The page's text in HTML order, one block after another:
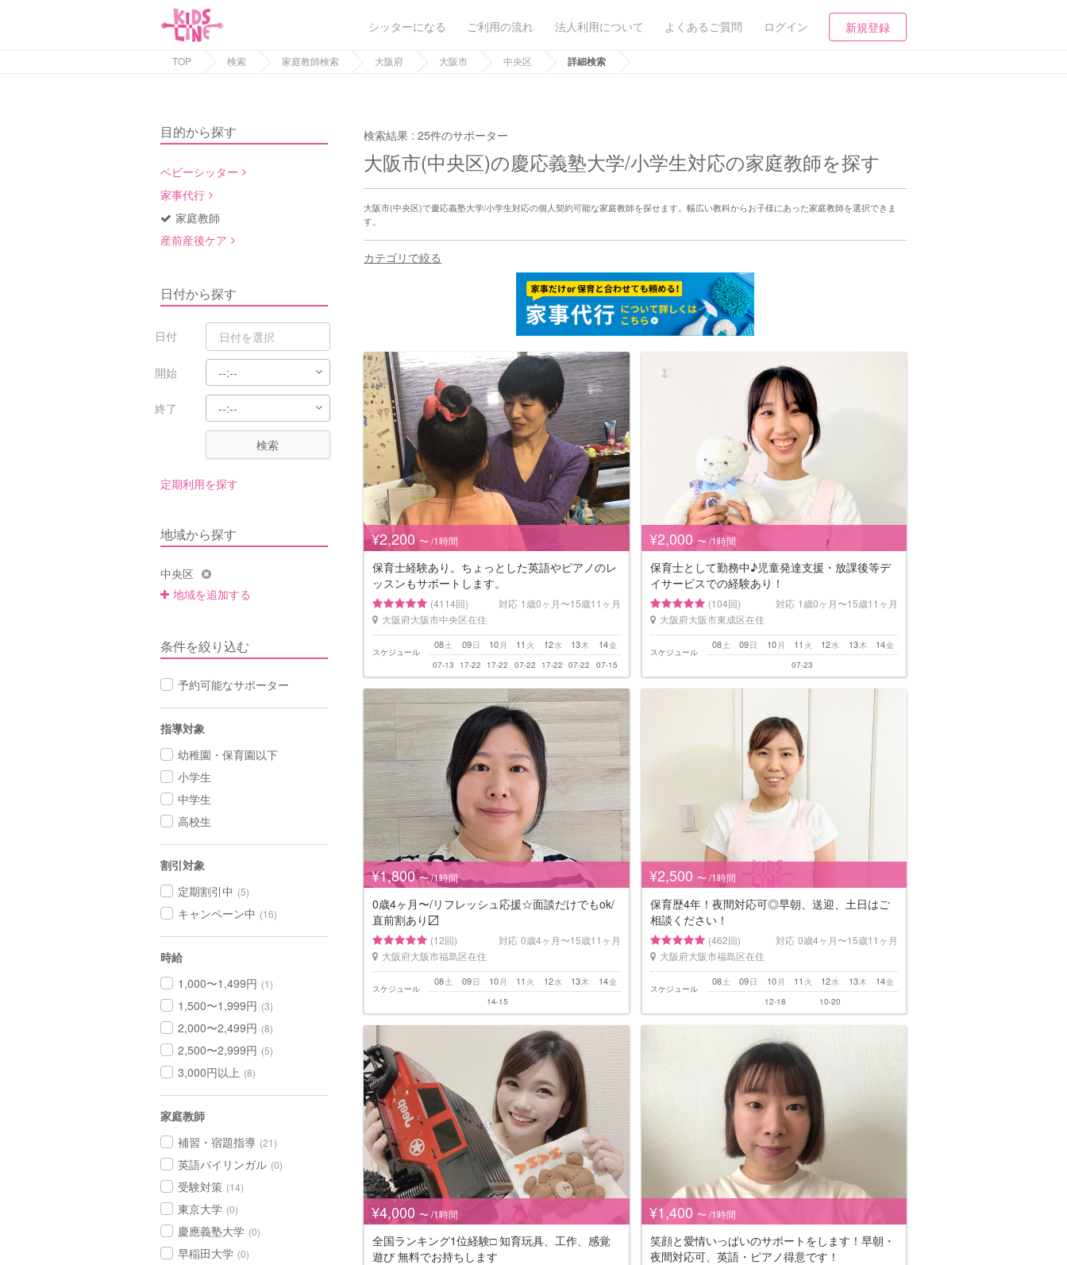
シッターになる ご利用の流れ 法人利用について よくあるご質問 ログイン 新規登録
TOP 検索 家庭教師検索 大阪府 大阪市 中央区 詳細検索
目的から探す
ベビーシッター
家事代行
家庭教師
産前産後ケア
日付から探す
日付
開始
終了
検索
定期利用を探す
地域から探す
中央区
地域を追加する
条件を絞り込む
予約可能なサポーター
指導対象
幼稚園・保育園以下
小学生
中学生
高校生
割引対象
定期割引中 (5)
キャンペーン中 (16)
時給
1,000〜1,499円 (1)
1,500〜1,999円 (3)
2,000〜2,499円 (8)
2,500〜2,999円 (5)
3,000円以上 (8)
家庭教師
補習・宿題指導 (21)
英語バイリンガル (0)
受験対策 (14)
東京大学 (0)
慶應義塾大学 (0)
早稲田大学 (0)
検索結果 :25件のサポーター
大阪市(中央区)の慶応義塾大学/小学生対応の家庭教師を探す
大阪市(中央区)で慶応義塾大学/小学生対応の個人契約可能な家庭教師を探せます。幅広い教科からお子様にあった家庭教師を選択できま
す。
カテゴリで絞る
¥2,200 〜 /1時間
保育士経験あり。ちょっとした英語やピアノのレ
ッスンもサポートします。
(4114回) 対応 1歳0ヶ月〜15歳11ヶ月
大阪府大阪市中央区在住
スケジュール
土
08 日
09 月
10 火
11 水
12 木
13 金
14
07-13 17-22 17-22 07-22 17-22 07-22 07-15
¥2,000 〜 /1時間
保育士として勤務中♪児童発達支援・放課後等デ
イサービスでの経験あり！
(104回) 対応 1歳0ヶ月〜15歳11ヶ月
大阪府大阪市東成区在住
スケジュール
土
08 日
09 月
10 火
11 水
12 木
13 金
14
07-23
¥1,800 〜 /1時間
0歳4ヶ月〜/リフレッシュ応援☆面談だけでもok/
直前割あり〼
(12回) 対応 0歳4ヶ月〜15歳11ヶ月
大阪府大阪市福島区在住
スケジュール
土
08 日
09 月
10 火
11 水
12 木
13 金
14
14-15
¥2,500 〜 /1時間
保育歴4年！夜間対応可◎早朝、送迎、土日はご
相談ください！
(462回) 対応 0歳4ヶ月〜15歳11ヶ月
大阪府大阪市福島区在住
スケジュール
土
08 日
09 月
10 火
11 水
12 木
13 金
14
12-18 10-20
¥4,000 〜 /1時間
全国ランキング1位経験□️ 知育玩具、工作、感覚
遊び 無料でお持ちします
¥1,400 〜 /1時間
笑顔と愛情いっぱいのサポートをします！早朝・
夜間対応可、英語・ピアノ得意です！